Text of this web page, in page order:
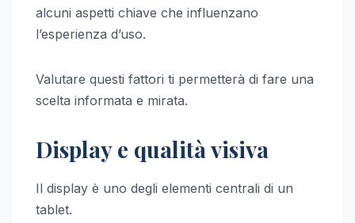
alcuni aspetti chiave che influenzano
l’esperienza d’uso.
Valutare questi fattori ti permetterà di fare una
scelta informata e mirata.
Display e qualità visiva
Il display è uno degli elementi centrali di un
tablet.